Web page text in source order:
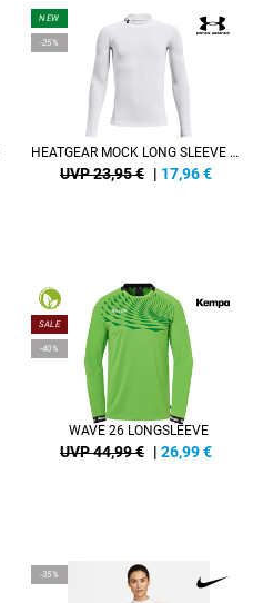
NEW
-25%
HEATGEAR MOCK LONG SLEEVE KIDS
UVP 23,95 € | 17,96€
SALE
-40%
WAVE 26 LONGSLEEVE
UVP 44,99 € | 26,99€
-35%